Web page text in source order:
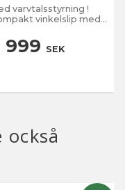
varvtalsstyrning !
vinkelslip med
999 SEK
också